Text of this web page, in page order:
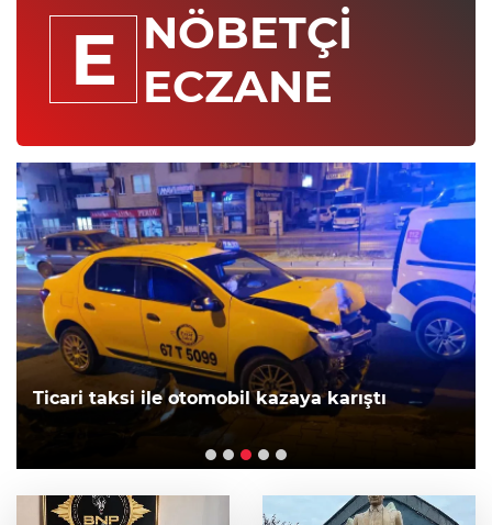
E NÖBETÇİ
ECZANE
Ticari taksi ile otomobil kazaya karıştı